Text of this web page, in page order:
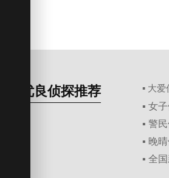
优良侦探推荐 ▪ 大爱
▪ 女
▪ 警
▪ 晚
▪ 全